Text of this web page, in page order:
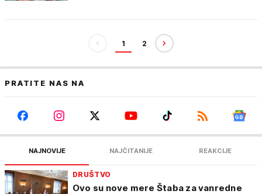
1 2
PRATITE NAS NA
NAJNOVIJE NAJČITANIJE REAKCIJE
DRUŠTVO
Ovo su nove mere Štaba za vanredne